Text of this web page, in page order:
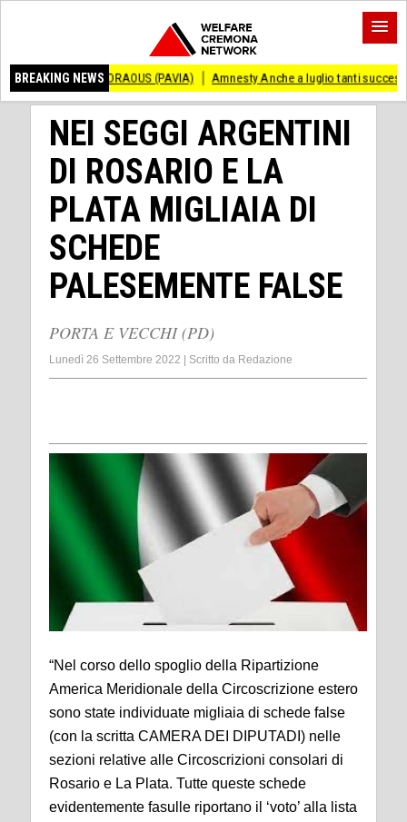
BREAKING NEWS
(PAVIA) Amnesty Anche a luglio tanti successi ed ingiustizie
NEI SEGGI ARGENTINI
DI ROSARIO E LA
PLATA MIGLIAIA DI
SCHEDE
PALESEMENTE FALSE
PORTA E VECCHI (PD)
Lunedì 26 Settembre 2022 Scritto da Redazione
“Nel corso dello spoglio della Ripartizione
America Meridionale della Circoscrizione estero
sono state individuate migliaia di schede false
(con la scritta CAMERA DEI DIPUTADI) nelle
sezioni relative alle Circoscrizioni consolari di
Rosario e La Plata. Tutte queste schede
evidentemente fasulle riportano il ‘voto’ alla lista